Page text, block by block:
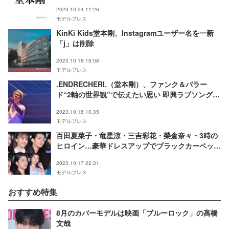
2023.10.24 11:26
モデルプレス
KinKi Kids堂本剛、Instagramユーザー名を一新
「j」は削除
2023.10.18 19:08
モデルプレス
.ENDRECHERI.（堂本剛）、ファンク＆バラー
ド“2軸の世界観”で伝えたい思い 即興ラブソング披
2023.10.18 10:35
モデルプレス
百田夏菜子・竜星涼・三吉彩花・榮倉奈々・3時の
ヒロイン…豪華ドレスアップでブラックカーペット
Event＞
2023.10.17 22:31
モデルプレス
おすすめ特集
8月のカバーモデルは映画「ブルーロック」の高橋
文哉